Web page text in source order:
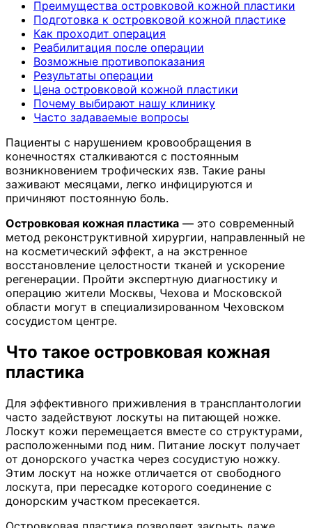
Преимущества островковой кожной пластики
Подготовка к островковой кожной пластике
Как проходит операция
Реабилитация после операции
Возможные противопоказания
Результаты операции
Цена островковой кожной пластики
Почему выбирают нашу клинику
Часто задаваемые вопросы
Пациенты с нарушением кровообращения в
конечностях сталкиваются с постоянным
возникновением трофических язв. Такие раны
заживают месяцами, легко инфицируются и
причиняют постоянную боль.
Островковая кожная пластика — это современный
метод реконструктивной хирургии, направленный не
на косметический эффект, а на экстренное
восстановление целостности тканей и ускорение
регенерации. Пройти экспертную диагностику и
операцию жители Москвы, Чехова и Московской
области могут в специализированном Чеховском
сосудистом центре.
Что такое островковая кожная
пластика
Для эффективного приживления в трансплантологии
часто задействуют лоскуты на питающей ножке.
Лоскут кожи перемещается вместе со структурами,
расположенными под ним. Питание лоскут получает
от донорского участка через сосудистую ножку.
Этим лоскут на ножке отличается от свободного
лоскута, при пересадке которого соединение с
донорским участком пресекается.